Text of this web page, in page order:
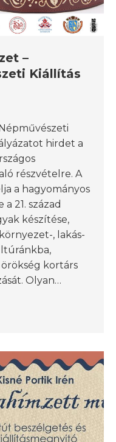
–
Kiállítás
hirdet a
részvételre. A
a hagyományos
21. század
készítése,
, lakás-
kortárs
Olyan…